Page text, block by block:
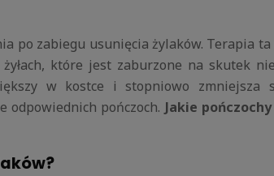
po zabiegu usunięcia żylaków. Terapia
które jest zaburzone na skutek
w kostce i stopniowo
odpowiednich pończoch. Jakie